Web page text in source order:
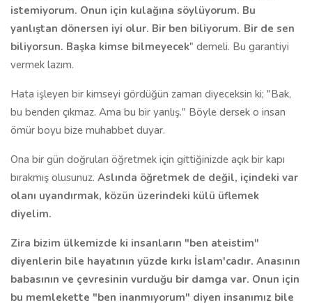
istemiyorum. Onun için kulağına söylüyorum. Bu
yanlıştan dönersen iyi olur. Bir ben biliyorum. Bir de sen
biliyorsun. Başka kimse bilmeyecek" demeli. Bu garantiyi
vermek lazım.
Hata işleyen bir kimseyi gördüğün zaman diyeceksin ki; "Bak,
bu benden çıkmaz. Ama bu bir yanlış." Böyle dersek o insan
ömür boyu bize muhabbet duyar.
Ona bir gün doğruları öğretmek için gittiğinizde açık bir kapı
bırakmış olusunuz. Aslında öğretmek de değil, içindeki var
olanı uyandırmak, közün üzerindeki külü üflemek
diyelim.
Zira bizim ülkemizde ki insanların "ben ateistim"
diyenlerin bile hayatının yüzde kırkı İslam'cadır. Anasının
babasının ve çevresinin vurduğu bir damga var. Onun için
bu memlekette "ben inanmıyorum" diyen insanımız bile